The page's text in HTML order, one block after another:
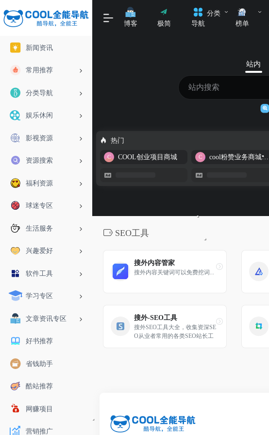
新闻资讯
常用推荐
分类导航
娱乐休闲
影视资源
资源搜索
福利资源
球迷专区
生活服务
兴趣爱好
软件工具
学习专区
文章资讯专区
好书推荐
省钱助手
酷站推荐
网赚项目
营销推广
博客 极简
分类
导航
榜单
站内
热门
COOL创业项目商城 cool粉赞业务商城【爆粉引流】
SEO工具
搜外内容管家
搜外内容关键词可以免费挖词...
搜外-SEO工具
搜外SEO工具大全，收集资深SE
O从业者常用的各类SEO站长工